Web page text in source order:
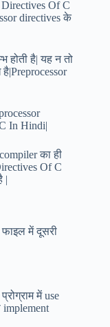
Of C
directives के
होती है| यह न तो
In Hindi|
का ही
Of C
|
में दूसरी
में use